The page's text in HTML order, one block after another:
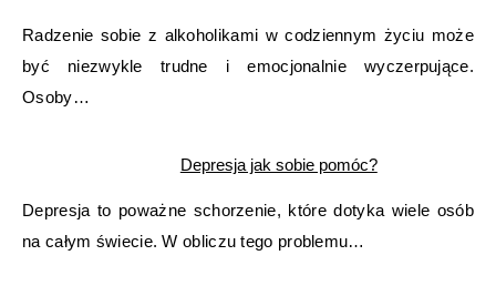
Radzenie sobie z alkoholikami w codziennym życiu może
być niezwykle trudne i emocjonalnie wyczerpujące.
Osoby…
Depresja jak sobie pomóc?
Depresja to poważne schorzenie, które dotyka wiele osób
na całym świecie. W obliczu tego problemu…